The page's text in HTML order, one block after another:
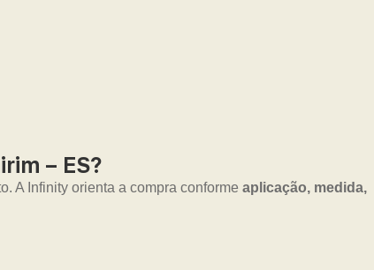
– ES?
A Infinity orienta a compra conforme aplicação, medida,